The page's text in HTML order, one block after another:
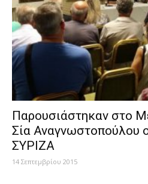
Παρουσιάστηκαν στο
Σία Αναγνωστοπούλου
ΣΥΡΙΖΑ
14 Σεπτεμβρίου 2015